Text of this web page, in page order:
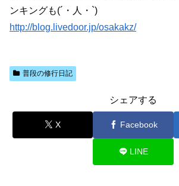
ンキングも(´・人・`)
http://blog.livedoor.jp/osakakz/
普段の修行日記
シェアする
X Facebook
LINE